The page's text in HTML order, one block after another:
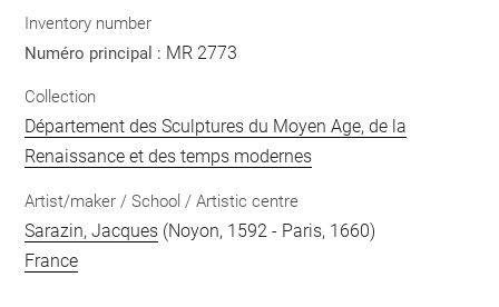
Inventory number
Numéro principal : MR 2773
Collection
Département des Sculptures du Moyen Age, de la
Renaissance et des temps modernes
Artist/maker / School / Artistic centre
Sarazin, Jacques (Noyon, 1592 - Paris, 1660)
France